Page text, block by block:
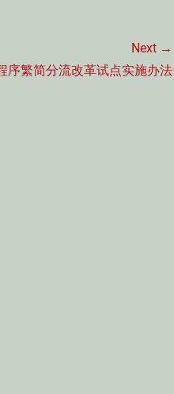
Next →
序繁简分流改革试点实施办法